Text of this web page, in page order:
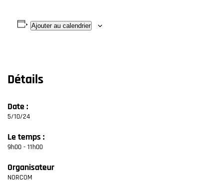
Ajouter au calendrier
Détails
Date :
5/10/24
Le temps :
9h00 - 11h00
Organisateur
NORCOM